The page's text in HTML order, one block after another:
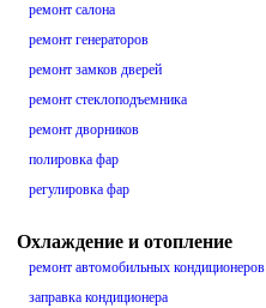
ремонт салона
ремонт генераторов
ремонт замков дверей
ремонт стеклоподъемника
ремонт дворников
полировка фар
регулировка фар
Охлаждение и отопление
ремонт автомобильных кондиционеров
заправка кондиционера